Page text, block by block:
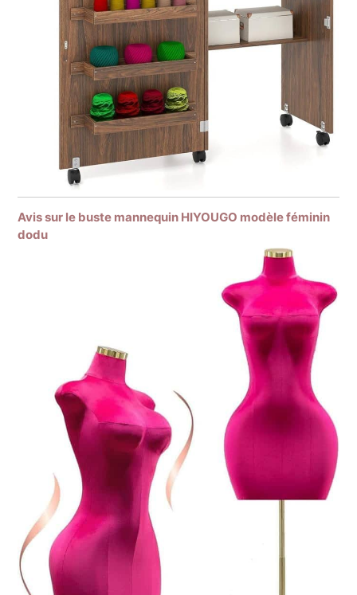
Avis sur le buste mannequin HIYOUGO modèle féminin
dodu